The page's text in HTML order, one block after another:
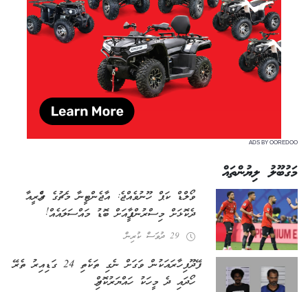
ADS BY OOREDOO
މަގުބޫލު ލިޔުންތައް
ވޯލްޑް ކަޕް ހޫނުވެއްޖެ: އާޖެންޓީނާ މެޗުގެ ރެފްރީއާ
ދެކޮޅަށް މިސްރުން ފީފާއަށް ބޮޑު މައްސަލައެއް!
29 ދުވަސް ކުރިން
ފޭދޫ ފިހާރައަކުން ވަގަށް ނެގި ތަކެތި 24 ގަޑިއިރު ތެރޭ
ހޯދައި ދެ މީހަކު ހައްޔަރުކޮށްފި